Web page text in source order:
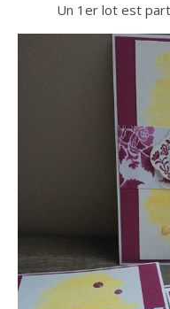
Un 1er lot est